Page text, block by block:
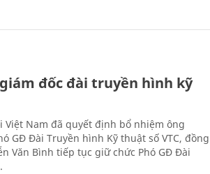
đốc đài truyền hình kỹ
Việt Nam đã quyết định bổ nhiệm ông
GĐ Đài Truyền hình Kỹ thuật số VTC, đồng
Văn Bình tiếp tục giữ chức Phó GĐ Đài